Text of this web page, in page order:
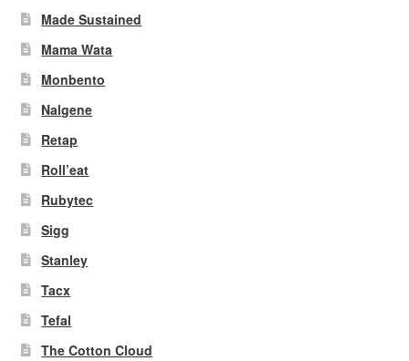
Made Sustained
Mama Wata
Monbento
Nalgene
Retap
Roll’eat
Rubytec
Sigg
Stanley
Tacx
Tefal
The Cotton Cloud